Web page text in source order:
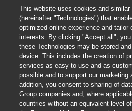
dich fit für die Zustellung
Attraktive
arbeitgeberfinanzierte
Altersvorsorge,
Mobilfunkanbietern, etc.
Deine Aufgaben als Postbote
Auslieferung von
5 Werktagenzwischen
This website uses cookies and similar
(hereinafter "Technologies") that
optimized online experience and tailor
interests. By clicking "Accept all",
these Technologies may be stored
device. This includes the creation of
services as easy to use and as
possible and to support our marketing
addition, you consent to sharing of
Group companies and, where
countries without an equivalent level
Hi! Are you interested